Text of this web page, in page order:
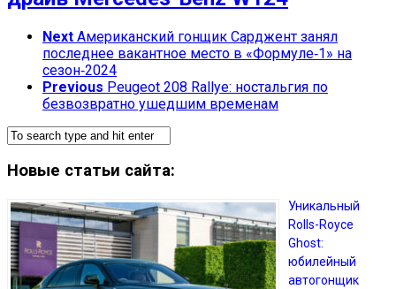
Next Американский гонщик Сарджент занял
последнее вакантное место в «Формуле‑1» на
сезон‑2024
Previous Peugeot 208 Rallye: ностальгия по
безвозвратно ушедшим временам
Новые статьи сайта:
Уникальный
Rolls-Royce
Ghost:
юбилейный
автогонщик